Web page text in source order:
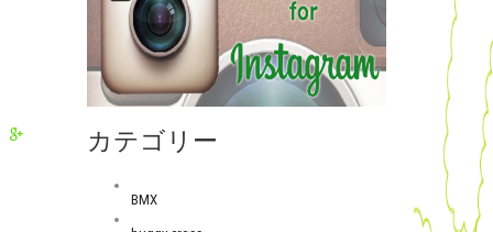
カテゴリー
BMX